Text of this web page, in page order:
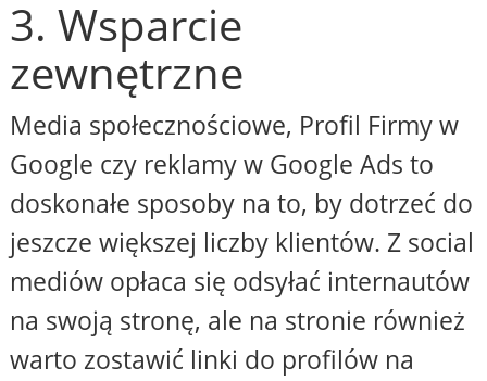
3. Wsparcie
zewnętrzne
Media społecznościowe, Profil Firmy w
Google czy reklamy w Google Ads to
doskonałe sposoby na to, by dotrzeć do
jeszcze większej liczby klientów. Z social
mediów opłaca się odsyłać internautów
na swoją stronę, ale na stronie również
warto zostawić linki do profilów na